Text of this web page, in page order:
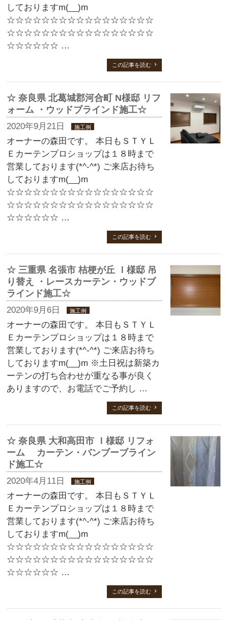
しておりますm(__)m
☆☆☆☆☆☆☆☆☆☆☆☆☆☆☆☆☆
☆☆☆☆☆☆☆☆☆☆☆☆☆☆☆☆☆
☆☆☆☆☆☆ …
この記事を読む
☆ 奈良県 北葛城郡河合町 N様邸 リフ
ォーム ・ウッドブラインド施工☆
2020年9月21日 施工例
オーナーの森田です。 本日もＳＴＹＬ
Ｅカーテンプロショップは１８時まで
営業しております(*^-^*) ご来店お待ち
しておりますm(__)m
☆☆☆☆☆☆☆☆☆☆☆☆☆☆☆☆☆
☆☆☆☆☆☆☆☆☆☆☆☆☆☆☆☆☆
☆☆☆☆☆☆ …
この記事を読む
☆ 三重県 名張市 桔梗が丘 Ｉ様邸 吊
り替え ・レースカーテン・ウッドブ
ラインド施工☆
2020年9月6日 施工例
オーナーの森田です。 本日もＳＴＹＬ
Ｅカーテンプロショップは１８時まで
営業しております(*^-^*) ご来店お待ち
しておりますm(__)m ※土日祝は新築カ
ーテンの打ち合わせが重なる事が良く
ありますので、お電話でご予約し …
この記事を読む
☆ 奈良県 大和高田市 Ｉ様邸 リフォ
ーム カーテン・バンブーブライン
ド施工☆
2020年4月11日 施工例
オーナーの森田です。 本日もＳＴＹＬ
Ｅカーテンプロショップは１８時まで
営業しております(*^-^*) ご来店お待ち
しておりますm(__)m
☆☆☆☆☆☆☆☆☆☆☆☆☆☆☆☆☆
☆☆☆☆☆☆☆☆☆☆☆☆☆☆☆☆☆
☆☆☆☆☆☆ …
この記事を読む